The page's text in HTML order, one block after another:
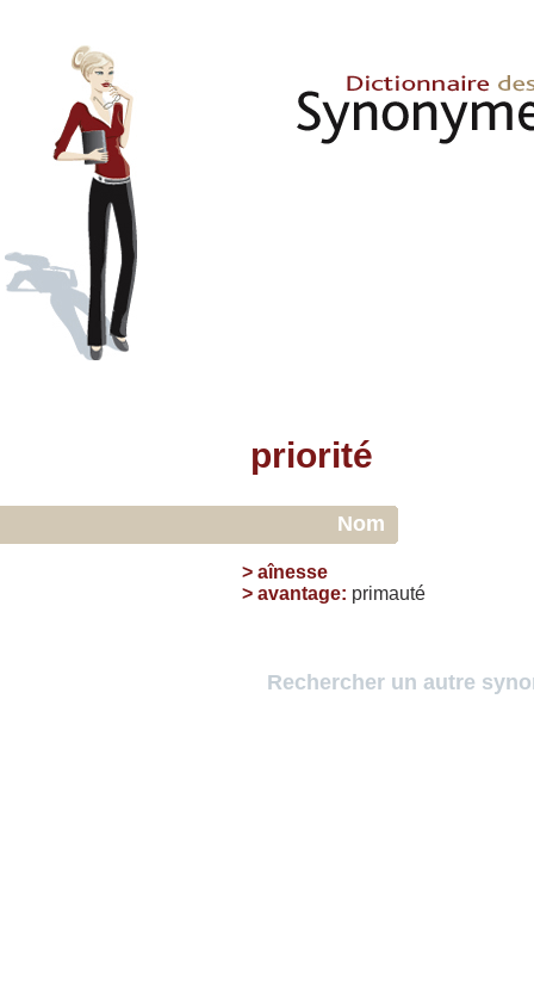
priorité
Nom
> aînesse
> avantage: primauté
Rechercher un autre